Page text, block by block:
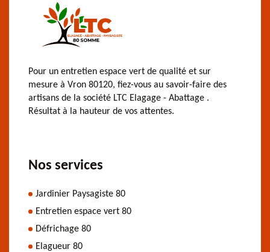
Pour un entretien espace vert de qualité et sur
mesure à Vron 80120, fiez-vous au savoir-faire des
artisans de la société LTC Elagage - Abattage .
Résultat à la hauteur de vos attentes.
Nos services
Jardinier Paysagiste 80
Entretien espace vert 80
Défrichage 80
Elagueur 80